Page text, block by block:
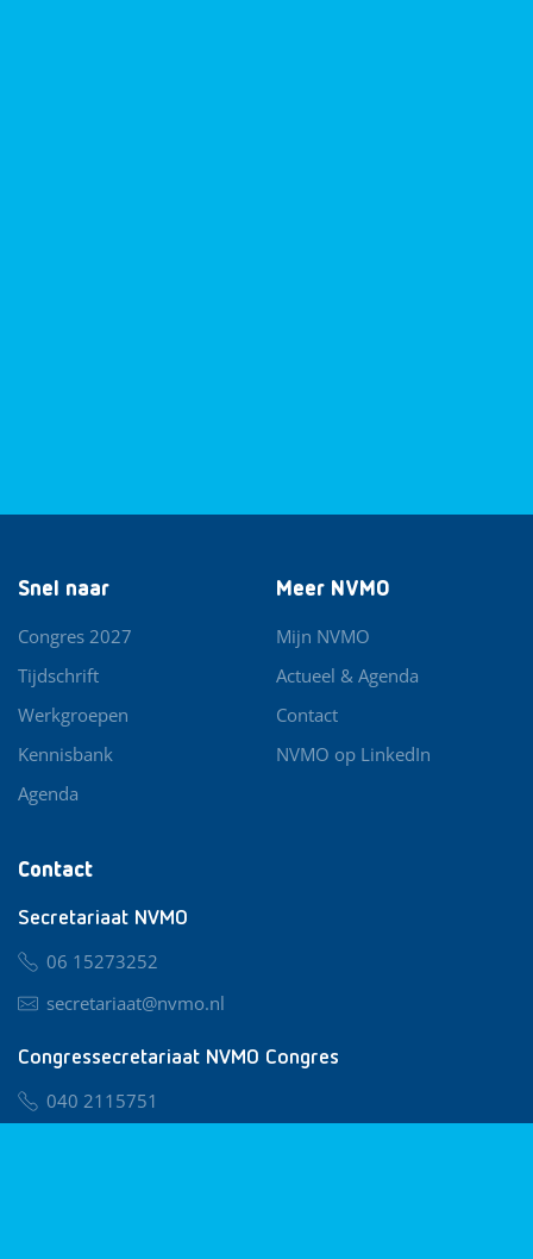
Contact
Secretariaat NVMO
06 15273252
secretariaat@nvmo.nl
Congressecretariaat NVMO Congres
040 2115751
Snel naar
Congres 2027
Tijdschrift
Werkgroepen
Kennisbank
Agenda
Meer NVMO
Mijn NVMO
Actueel & Agenda
Contact
NVMO op LinkedIn